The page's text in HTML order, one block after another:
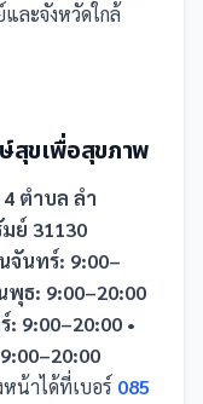
ละจังหวัดใกล้
สุขเพื่อสุขภาพ
4 ตำบล ลำ
ย์ 31130
จันทร์: 9:00–
พุธ: 9:00–20:00
9:00–20:00 •
น้าได้ที่เบอร์ 085